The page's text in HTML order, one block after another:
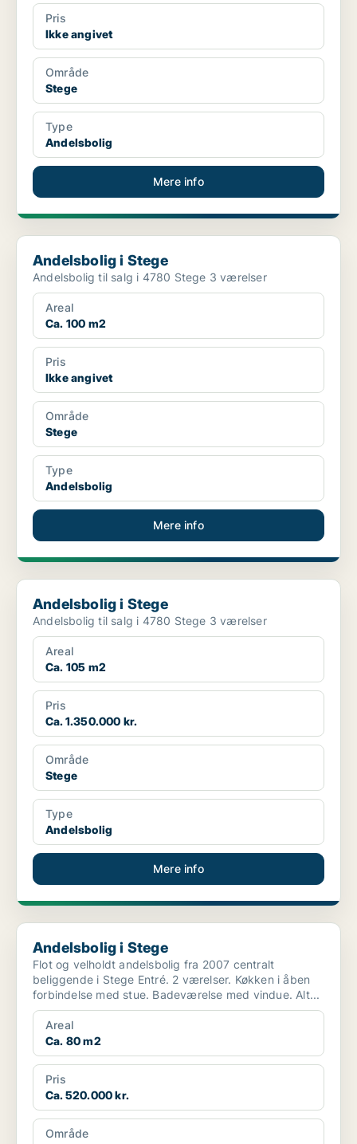
Pris
Ikke angivet
Område
Stege
Type
Andelsbolig
Mere info
Andelsbolig i Stege
Andelsbolig i Stege
Andelsbolig til salg i 4780 Stege 3 værelser
Areal
Ca. 100 m2
Pris
Ikke angivet
Område
Stege
Type
Andelsbolig
Mere info
Andelsbolig i Stege
Andelsbolig i Stege
Andelsbolig til salg i 4780 Stege 3 værelser
Areal
Ca. 105 m2
Pris
Ca. 1.350.000 kr.
Område
Stege
Type
Andelsbolig
Mere info
Andelsbolig i Stege
Andelsbolig i Stege
Flot og velholdt andelsbolig fra 2007 centralt
beliggende i Stege Entré. 2 værelser. Køkken i åben
forbindelse med stue. Badeværelse med vindue. Alt...
Areal
Ca. 80 m2
Pris
Ca. 520.000 kr.
Område